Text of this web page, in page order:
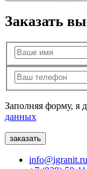
Заказать
Заполняя форму, я
данных
info@igranit.ru